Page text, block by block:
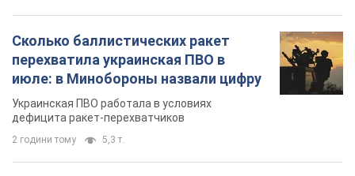
Сколько баллистических ракет
перехватила украинская ПВО в
июле: в Минобороны назвали цифру
Украинская ПВО работала в условиях
дефицита ракет-перехватчиков
2 години тому 5,3 т.